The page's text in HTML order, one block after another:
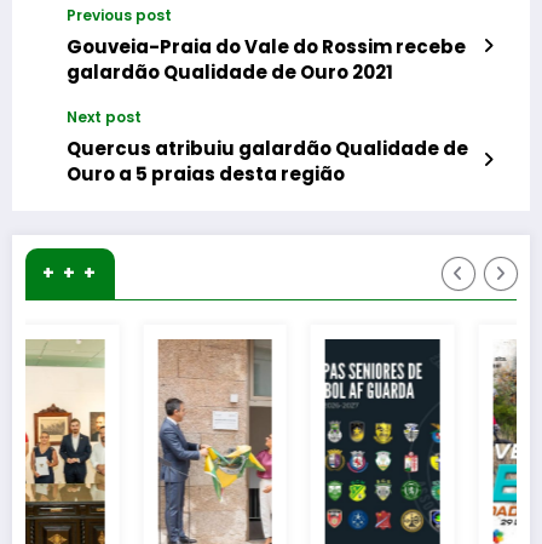
Previous post
Gouveia-Praia do Vale do Rossim recebe
galardão Qualidade de Ouro 2021
Next post
Quercus atribuiu galardão Qualidade de
Ouro a 5 praias desta região
+ + +